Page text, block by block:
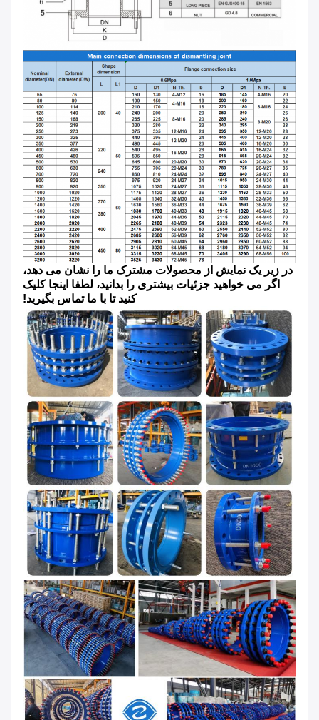
در زیر یک نمایش از محصولات مشترک ما را نشان می دهد،
اگر می خواهید جزئیات بیشتری را بدانید، لطفا اینجا کلیک
کنید تا با ما تماس بگیرید!